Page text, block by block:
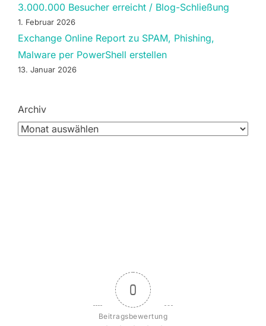
3.000.000 Besucher erreicht / Blog-Schließung
1. Februar 2026
Exchange Online Report zu SPAM, Phishing,
Malware per PowerShell erstellen
13. Januar 2026
Archiv
0
Beitragsbewertung